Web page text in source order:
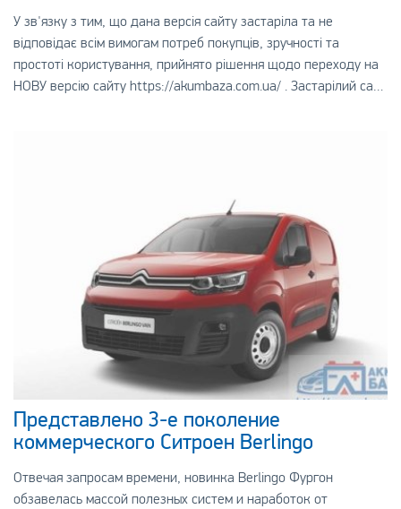
У зв'язку з тим, що дана версія сайту застаріла та не
відповідає всім вимогам потреб покупців, зручності та
простоті користування, прийнято рішення щодо переходу на
НОВУ версію сайту https://akumbaza.com.ua/ . Застарілий сайт
Представлено 3-е поколение
коммерческого Ситроен Berlingo
Отвечая запросам времени, новинка Berlingo Фургон
обзавелась массой полезных систем и наработок от